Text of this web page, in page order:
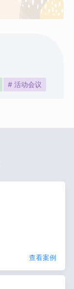
# 活动会议
查看案例